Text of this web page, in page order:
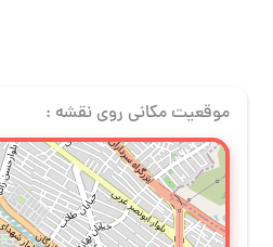
موقعیت مکانی روی نقشه :